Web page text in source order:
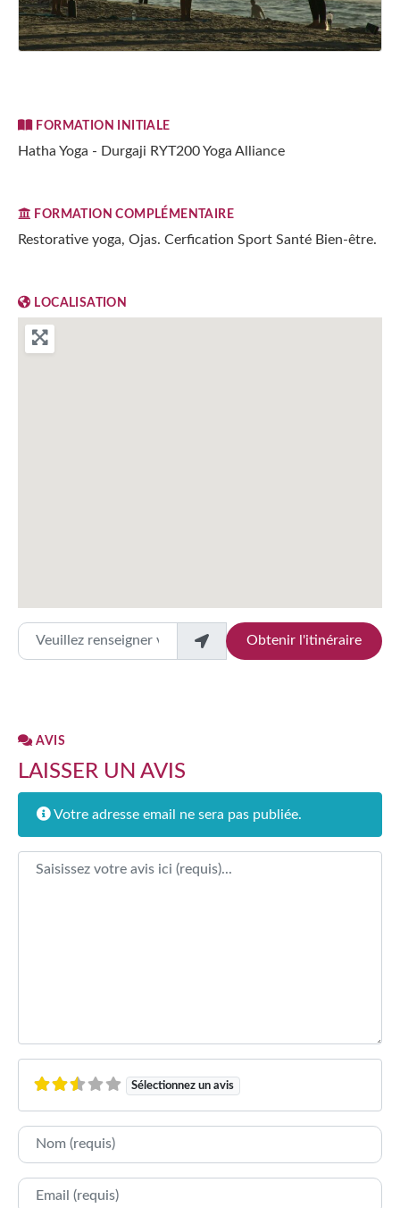
FORMATION INITIALE
Hatha Yoga - Durgaji RYT200 Yoga Alliance
FORMATION COMPLÉMENTAIRE
Restorative yoga, Ojas. Cerfication Sport Santé Bien-être.
LOCALISATION
Veuillez renseigner votre localité
Obtenir l'itinéraire
AVIS
LAISSER UN AVIS
Votre adresse email ne sera pas publiée.
Texte de l'avis
Sélectionnez un avis
Nom
E-mail